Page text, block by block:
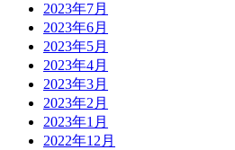
2023年7月
2023年6月
2023年5月
2023年4月
2023年3月
2023年2月
2023年1月
2022年12月